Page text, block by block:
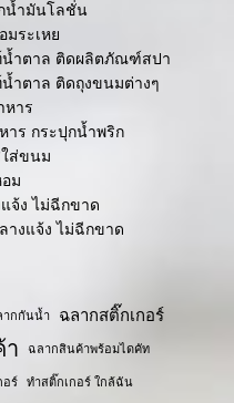
น้ำมันโลชั่น
ระเหย
น้ำตาล ติดผลิตภัณฑ์สปา
ำตาล ติดถุงขนมต่างๆ
หาร
าร กระปุกน้ำพริก
ใส่ขนม
ม
จ้ง ไม่ฉีกขาด
างแจ้ง ไม่ฉีกขาด
ากกันน้ำ
ฉลากสติ๊กเกอร์
า ฉลากสินค้าพร้อมไดคัท
อร์ ทำสติ๊กเกอร์ ใกล้ฉัน